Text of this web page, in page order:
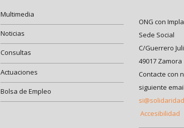
Multimedia
Noticias
Consultas
Actuaciones
Bolsa de Empleo
ONG con
Sede Social
C/Guerrero
49017 Zamora
Contacte con
siguiente
Accesibilidad